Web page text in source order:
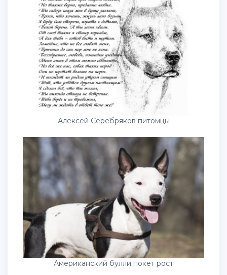
Алексей Серебряков питомцы
Американский булли покет рост